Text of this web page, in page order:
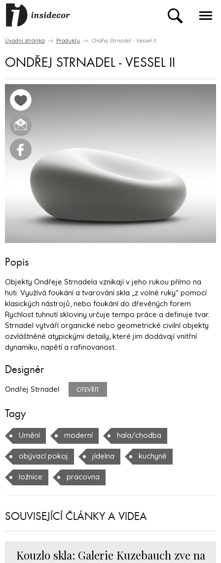
Úvodní stránka Produkty Ondřej Strnadel - Vessel II
ONDŘEJ STRNADEL - VESSEL II
Popis
Objekty Ondřeje Strnadela vznikají v jeho rukou přímo na
huti. Využívá foukání a tvarování skla „z volné ruky“ pomocí
klasických nástrojů, nebo foukání do dřevěných forem.
Rychlost tuhnutí skloviny určuje tempo práce a definuje tvar.
Strnadel vytváří organické nebo geometrické civilní objekty
ozvláštněné atypickými detaily, které jim dodávají vnitřní
dynamiku, napětí a rafinovanost.
Designér
Ondřej Strnadel OTEVŘÍT
Tagy
Umění moderní hala/chodba
obývací pokoj jídelna kuchyně
ložnice pracovna
SOUVISEJÍCÍ ČLÁNKY A VIDEA
Kouzlo skla: Galerie Kuzebauch zve na